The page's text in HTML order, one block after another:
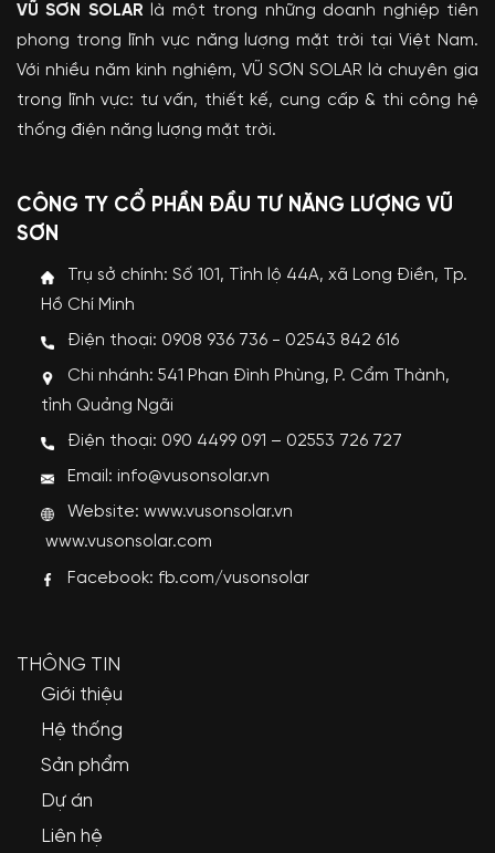
VŨ SƠN SOLAR là một trong những doanh nghiệp tiên
phong trong lĩnh vực năng lượng mặt trời tại Việt Nam.
Với nhiều năm kinh nghiệm, VŨ SƠN SOLAR là chuyên gia
trong lĩnh vực: tư vấn, thiết kế, cung cấp & thi công hệ
thống điện năng lượng mặt trời.
CÔNG TY CỔ PHẦN ĐẦU TƯ NĂNG LƯỢNG VŨ
SƠN
Trụ sở chính: Số 101, Tỉnh lộ 44A, xã Long Điền, Tp.
Hồ Chí Minh
Điện thoại: 0908 936 736 - 02543 842 616
Chi nhánh: 541 Phan Đình Phùng, P. Cẩm Thành,
tỉnh Quảng Ngãi
Điện thoại: 090 4499 091 – 02553 726 727
Email: info@vusonsolar.vn
Website:www.vusonsolar.vn
www.vusonsolar.com
Facebook: fb.com/vusonsolar
THÔNG TIN
Giới thiệu
Hệ thống
Sản phẩm
Dự án
Liên hệ